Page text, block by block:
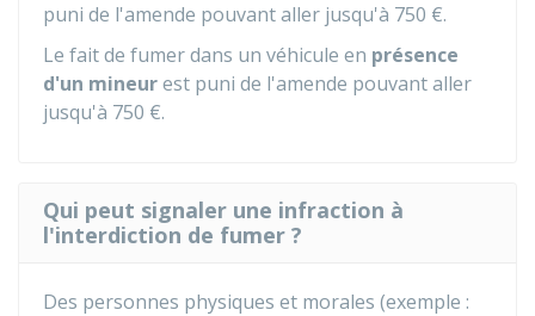
puni de l'amende pouvant aller jusqu'à 750 €.
Le fait de fumer dans un véhicule en présence
d'un mineurest puni de l'amende pouvant aller
jusqu'à 750 €.
Qui peut signaler une infraction à
l'interdiction de fumer ?
Des personnes physiques et morales (exemple :